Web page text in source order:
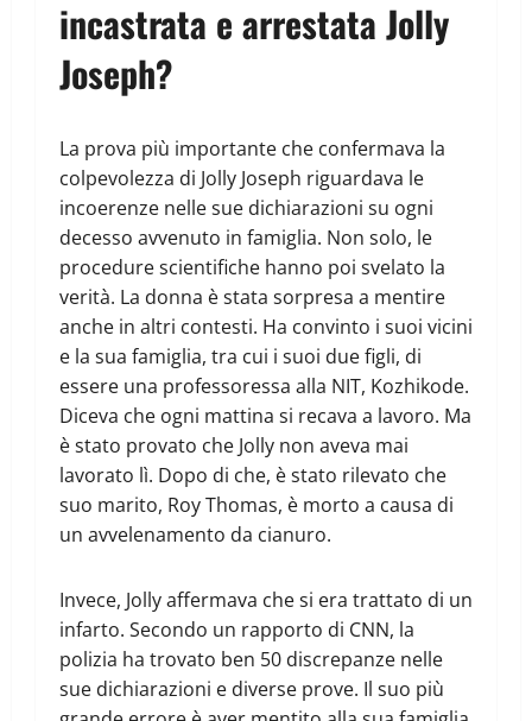
incastrata e arrestata Jolly
Joseph?
La prova più importante che confermava la
colpevolezza di Jolly Joseph riguardava le
incoerenze nelle sue dichiarazioni su ogni
decesso avvenuto in famiglia. Non solo, le
procedure scientifiche hanno poi svelato la
verità. La donna è stata sorpresa a mentire
anche in altri contesti. Ha convinto i suoi vicini
e la sua famiglia, tra cui i suoi due figli, di
essere una professoressa alla NIT, Kozhikode.
Diceva che ogni mattina si recava a lavoro. Ma
è stato provato che Jolly non aveva mai
lavorato lì. Dopo di che, è stato rilevato che
suo marito, Roy Thomas, è morto a causa di
un avvelenamento da cianuro.
Invece, Jolly affermava che si era trattato di un
infarto. Secondo un rapporto di CNN, la
polizia ha trovato ben 50 discrepanze nelle
sue dichiarazioni e diverse prove. Il suo più